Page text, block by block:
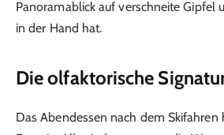
Panoramablick auf verschneite Gipfel
in der Hand hat.
Die olfaktorische
Das Abendessen nach dem Skifahren